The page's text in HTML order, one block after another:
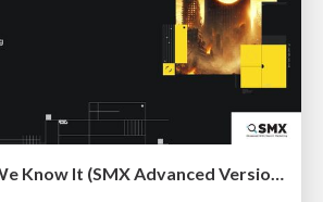
End of SEO as We Know It (SMX Advanced Version)